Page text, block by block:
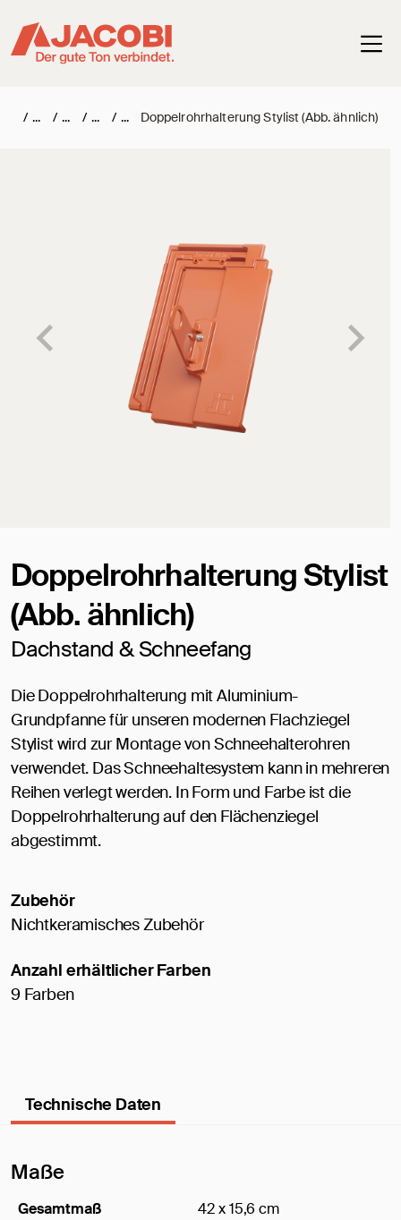
/ / / / Doppelrohrhalterung Stylist (Abb. ähnlich)
Doppelrohrhalterung Stylist
(Abb. ähnlich)
Dachstand & Schneefang
Die Doppelrohrhalterung mit Aluminium-
Grundpfanne für unseren modernen Flachziegel
Stylist wird zur Montage von Schneehalterohren
verwendet. Das Schneehaltesystem kann in mehreren
Reihen verlegt werden. In Form und Farbe ist die
Doppelrohrhalterung auf den Flächenziegel
abgestimmt.
Zubehör
Nichtkeramisches Zubehör
Anzahl erhältlicher Farben
9 Farben
Technische Daten
Maße
Gesamtmaß
42 x 15,6 cm